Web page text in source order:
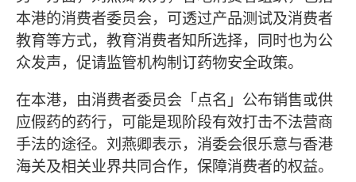
本港的消费者委员会，可透过产品测试及消费者
教育等方式，教育消费者知所选择，同时也为公
众发声，促请监管机构制订药物安全政策。
在本港，由消费者委员会「点名」公布销售或供
应假药的药行，可能是现阶段有效打击不法营商
手法的途径。刘燕卿表示，消委会很乐意与香港
海关及相关业界共同合作，保障消费者的权益。